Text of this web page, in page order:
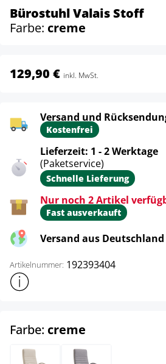
Bürostuhl Valais Stoff
Farbe: creme
129,90 € inkl. MwSt.
Versand und
Kostenfrei
Lieferzeit: 1 - 2 Werktage
(Paketservice)
Schnelle Lieferung
Nur noch 2 Artikel
Fast ausverkauft
Versand aus Deutschland
Artikelnummer: 192393404
Weitere Produktinformationen
Farbe: creme